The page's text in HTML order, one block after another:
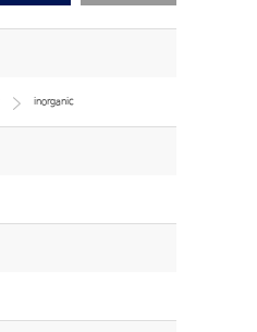
inorganic